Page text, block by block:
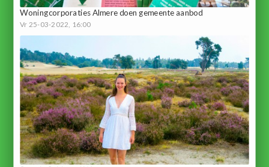
Woningcorporaties Almere doen gemeente aanbod
Vr 25-03-2022, 16:00